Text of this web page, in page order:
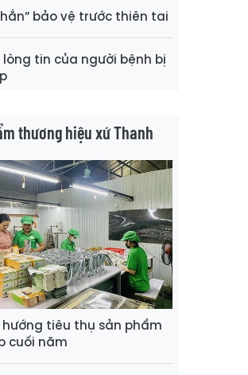
bảo vệ trước thiên tai
tin của người bệnh bị
thương hiệu xứ Thanh
hướng tiêu thụ sản phẩm
cuối năm